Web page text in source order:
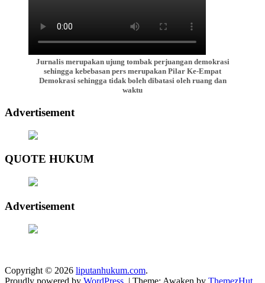
Jurnalis merupakan ujung tombak perjuangan demokrasi
sehingga kebebasan pers merupakan Pilar Ke-Empat
Demokrasi sehingga tidak boleh dibatasi oleh ruang dan
waktu
Advertisement
QUOTE HUKUM
Advertisement
Copyright © 2026 liputanhukum.com.
Proudly powered by WordPress | Theme: Awaken by ThemezHut